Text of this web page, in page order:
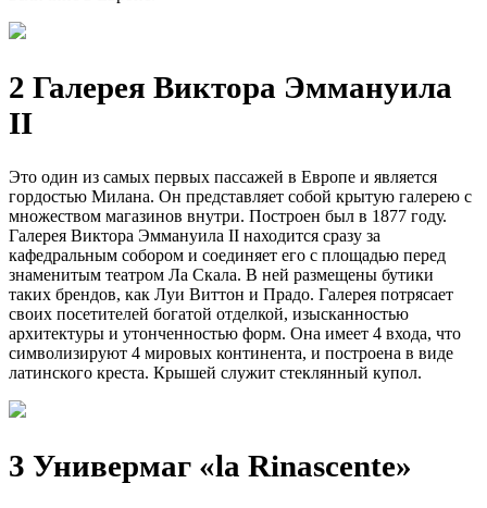
2 Галерея Виктора Эммануила
II
Это один из самых первых пассажей в Европе и является
гордостью Милана. Он представляет собой крытую галерею с
множеством магазинов внутри. Построен был в 1877 году.
Галерея Виктора Эммануила II находится сразу за
кафедральным собором и соединяет его с площадью перед
знаменитым театром Ла Скала. В ней размещены бутики
таких брендов, как Луи Виттон и Прадо. Галерея потрясает
своих посетителей богатой отделкой, изысканностью
архитектуры и утонченностью форм. Она имеет 4 входа, что
символизируют 4 мировых континента, и построена в виде
латинского креста. Крышей служит стеклянный купол.
3 Универмаг «la Rinascente»